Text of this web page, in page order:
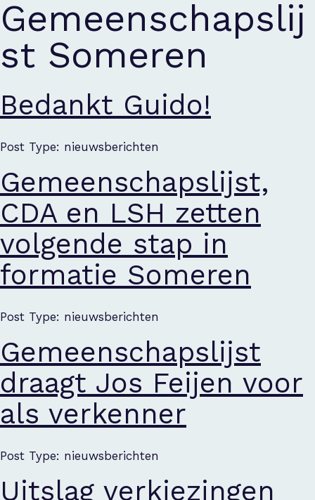
Gemeenschapslij
st Someren
Bedankt Guido!
Post Type: nieuwsberichten
Gemeenschapslijst,
CDA en LSH zetten
volgende stap in
formatie Someren
Post Type: nieuwsberichten
Gemeenschapslijst
draagt Jos Feijen voor
als verkenner
Post Type: nieuwsberichten
Uitslag verkiezingen